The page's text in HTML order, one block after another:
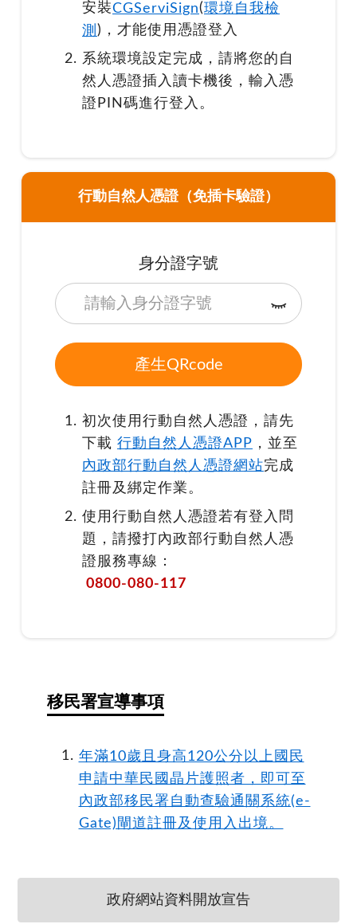
安裝CGServiSign(環境自我檢
測 )，才能使用憑證登入
系統環境設定完成，請將您的自
然人憑證插入讀卡機後，輸入憑
證PIN碼進行登入。
行動自然人憑證（免插卡驗證）
身分證字號
初次使用行動自然人憑證，請先
下載 行動自然人憑證APP ，並至
內政部行動自然人憑證網站完成
註冊及綁定作業。
使用行動自然人憑證若有登入問
題，請撥打內政部行動自然人憑
證服務專線：
0800-080-117
移民署宣導事項
年滿10歲且身高120公分以上國民
申請中華民國晶片護照者，即可至
內政部移民署自動查驗通關系統(e-
Gate)閘道註冊及使用入出境。
政府網站資料開放宣告